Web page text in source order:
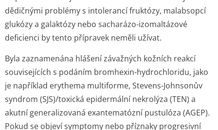
dědičnými problémy s intolerancí fruktózy, malabsopcí
glukózy a galaktózy nebo sacharázo-izomaltázové
deficienci by tento přípravek neměli užívat.
Byla zaznamenána hlášení závažných kožních reakcí
souvisejících s podáním bromhexin-hydrochloridu, jako
je například erythema multiforme, Stevens-Johnsonův
syndrom (SJS)/toxická epidermální nekrolýza (TEN) a
akutní generalizovaná exantematózní pustulóza (AGEP).
Pokud se objeví symptomy nebo příznaky progresivní